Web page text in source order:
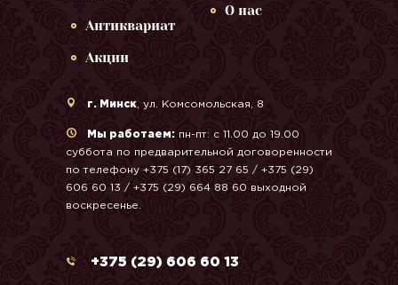
Антиквариат
Акции
О нас
г. Минск , ул. Комсомольская, 8
Мы работаем: пн-пт: с 11.00 до 19.00
суббота по предварительной договоренности
по телефону +375 (17) 365 27 65 / +375 (29)
606 60 13 / +375 (29) 664 88 60 выходной
воскресенье.
+375 (29) 606 60 13